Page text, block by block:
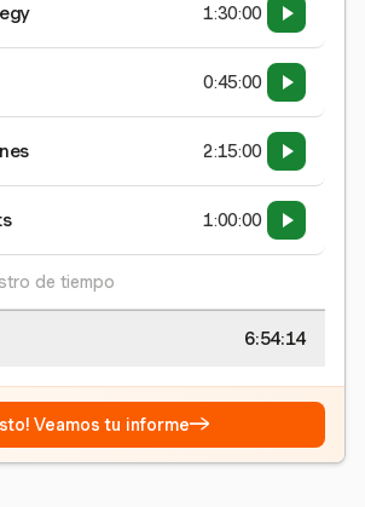
1:30:00
0:45:00
2:15:00
1:00:00
de tiempo
6:54:15
Veamos tu informe→